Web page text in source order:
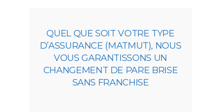
QUEL QUE SOIT VOTRE TYPE
D’ASSURANCE (MATMUT), NOUS
VOUS GARANTISSONS UN
CHANGEMENT DE PARE BRISE
SANS FRANCHISE